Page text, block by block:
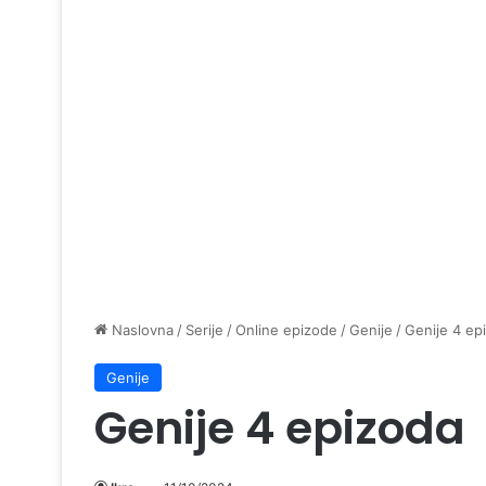
Naslovna / Serije /Online epizode /Genije /Genije 4
Genije
Genije 4 epizoda